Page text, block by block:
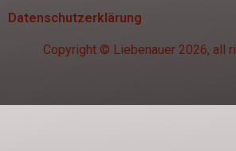
Datenschutzerklärung
Copyright © Liebenauer 2026, all